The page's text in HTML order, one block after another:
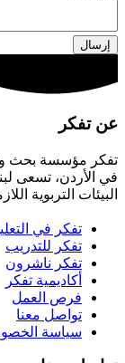
إرسال
عن تفكر
في الأردن، تسعى
البيئات التربوية
تفكر في
تفكر للتدريب
تفكر ناشرون
أكاديمية تفكر
فرص العمل
تواصل معنا
سياسة